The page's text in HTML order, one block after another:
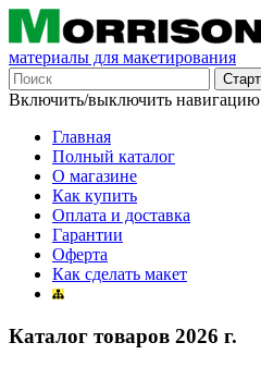
материалы для макетирования
Включить/выключить навигацию
Главная
Полный каталог
О магазине
Как купить
Оплата и доставка
Гарантии
Оферта
Как сделать макет
Каталог товаров 2026 г.